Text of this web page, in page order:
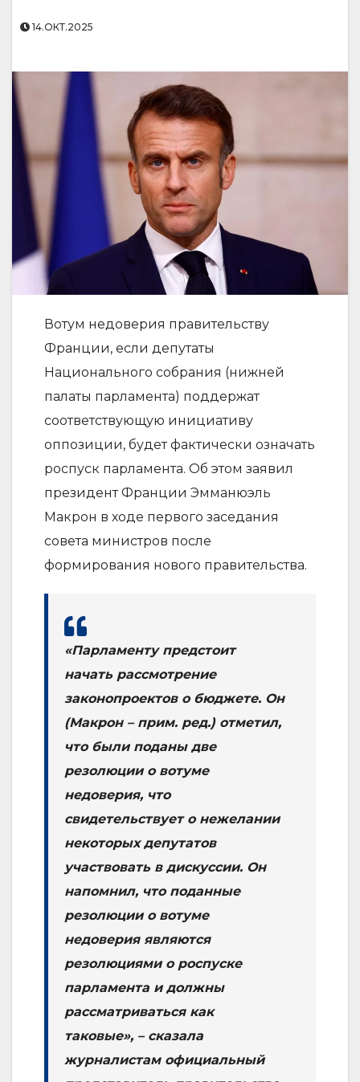
14.ОКТ.2025
Вотум недоверия правительству
Франции, если депутаты
Национального собрания (нижней
палаты парламента) поддержат
соответствующую инициативу
оппозиции, будет фактически означать
роспуск парламента. Об этом заявил
президент Франции Эмманюэль
Макрон в ходе первого заседания
совета министров после
формирования нового правительства.
«Парламенту предстоит
начать рассмотрение
законопроектов о бюджете. Он
(Макрон – прим. ред.) отметил,
что были поданы две
резолюции о вотуме
недоверия, что
свидетельствует о нежелании
некоторых депутатов
участвовать в дискуссии. Он
напомнил, что поданные
резолюции о вотуме
недоверия являются
резолюциями о роспуске
парламента и должны
рассматриваться как
таковые», – сказала
журналистам официальный